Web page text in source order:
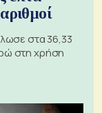
στα 36,33
στη χρήση